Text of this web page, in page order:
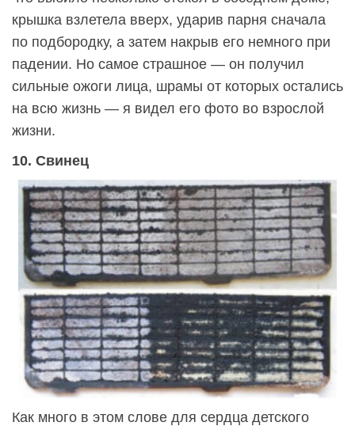
крышка взлетела вверх, ударив парня сначала
по подбородку, а затем накрыв его немного при
падении. Но самое страшное — он получил
сильные ожоги лица, шрамы от которых остались
на всю жизнь — я видел его фото во взрослой
жизни.
10. Свинец
Как много в этом слове для сердца детского